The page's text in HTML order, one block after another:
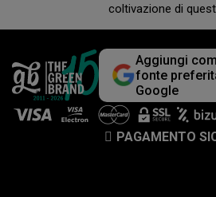
coltivazione di
Aggiungi
fonte
Google
PAGAMENTO